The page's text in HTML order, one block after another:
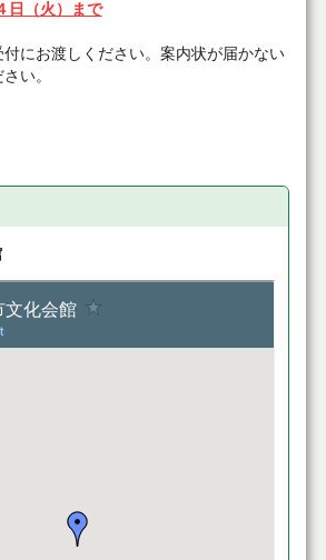
日（火）まで
にお渡しください。案内状が届かない
い。